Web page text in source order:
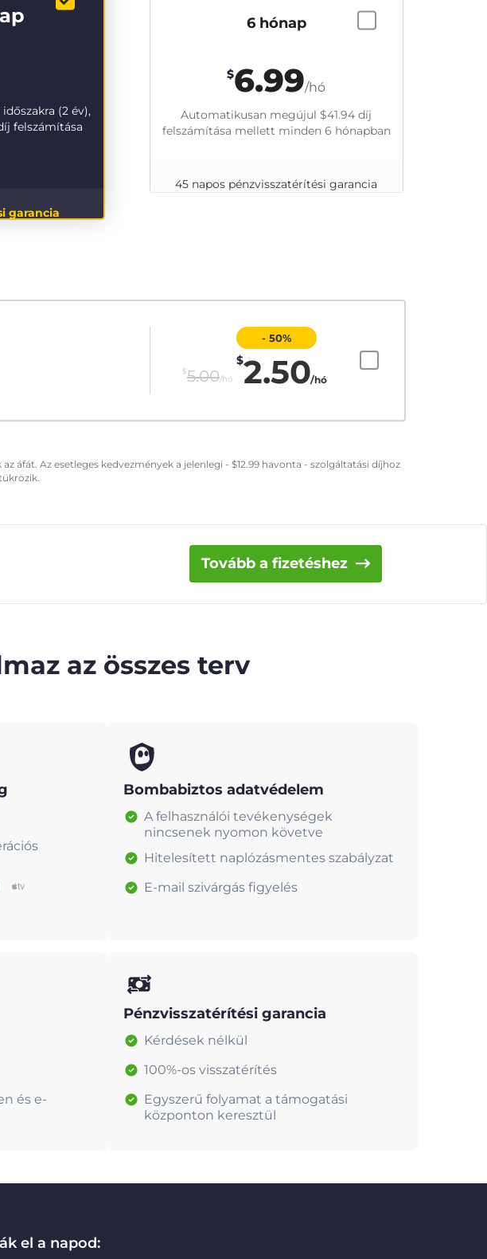
(2 év),
felszámítása
garancia
6 hónap
$6.99/hó
Automatikusan megújul $41.94 díj
felszámítása mellett minden 6 hónapban
45 napos pénzvisszatérítési garancia
$5.00/hó
- 50%
$2.50/hó
áfát. Az esetleges kedvezmények a jelenlegi - $12.99havonta - szolgáltatási díjhoz
Tovább a fizetéshez
az összes terv
Bombabiztos adatvédelem
A felhasználói tevékenységek
nincsenek nyomon követve
Hitelesített naplózásmentes szabályzat
E-mail szivárgás figyelés
és e-
Pénzvisszatérítési garancia
Kérdések nélkül
100%-os visszatérítés
Egyszerű folyamat a támogatási
központon keresztül
el a napod: